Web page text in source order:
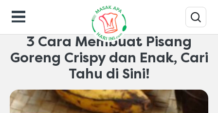
Tips-masak
3 Cara Membuat Pisang
Goreng Crispy dan Enak, Cari
Tahu di Sini!